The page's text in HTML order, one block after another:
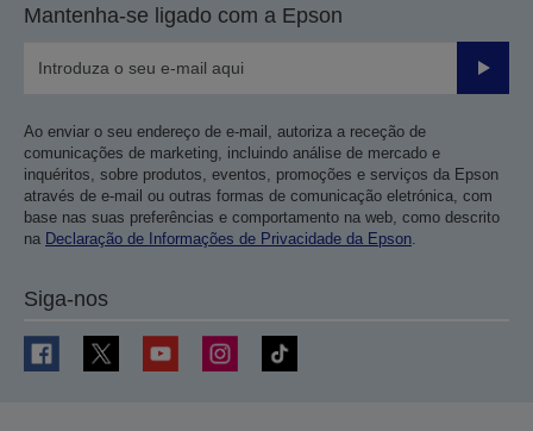
Mantenha-se ligado com a Epson
Enviar
Ao enviar o seu endereço de e-mail, autoriza a receção de
comunicações de marketing, incluindo análise de mercado e
inquéritos, sobre produtos, eventos, promoções e serviços da Epson
através de e-mail ou outras formas de comunicação eletrónica, com
base nas suas preferências e comportamento na web, como descrito
na Declaração de Informações de Privacidade da Epson
Siga-nos